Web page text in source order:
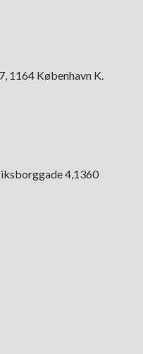
1164 København K.
4,1360